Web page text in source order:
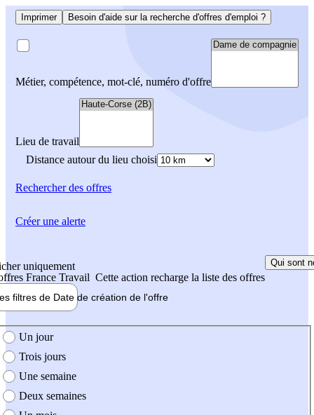
Imprimer Besoin d'aide sur la recherche d'offres d'emploi ?
Métier, compétence, mot-clé, numéro d'offre
Lieu de travail
Distance autour du lieu choisi
Rechercherdes offres
uniquement
France Travail Cette action recharge la liste des offres
Qui sont
filtres de Date de création de l'offre
création de l'offre
Un jour
Trois jours
Une semaine
Deux semaines
Créer une alerte